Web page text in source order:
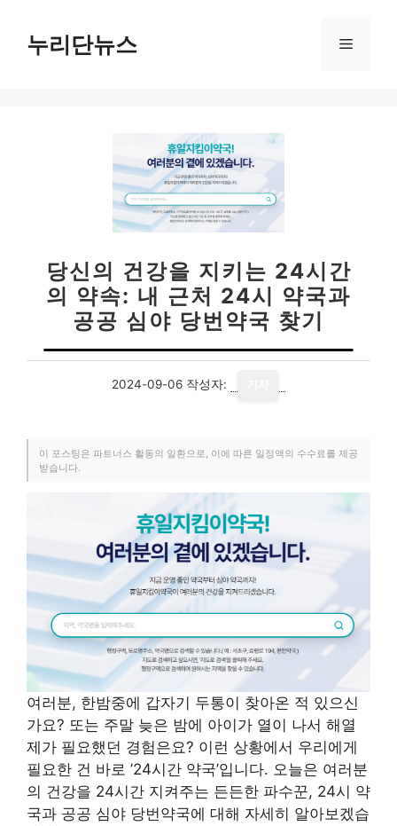
누리단뉴스 메
당신의 건강을 지키는 24시간
의 약속: 내 근처 24시 약국과
공공 심야 당번약국 찾기
2024-09-06 작성자:
이 포스팅은 파트너스 활동의 일환으로, 이에 따른 일정액의 수수료를 제공
받습니다.
여러분, 한밤중에 갑자기 두통이 찾아온 적 있으신
가요? 또는 주말 늦은 밤에 아이가 열이 나서 해열
제가 필요했던 경험은요? 이런 상황에서 우리에게
필요한 건 바로 ’24시간 약국’입니다. 오늘은 여러분
의 건강을 24시간 지켜주는 든든한 파수꾼, 24시 약
국과 공공 심야 당번약국에 대해 자세히 알아보겠습